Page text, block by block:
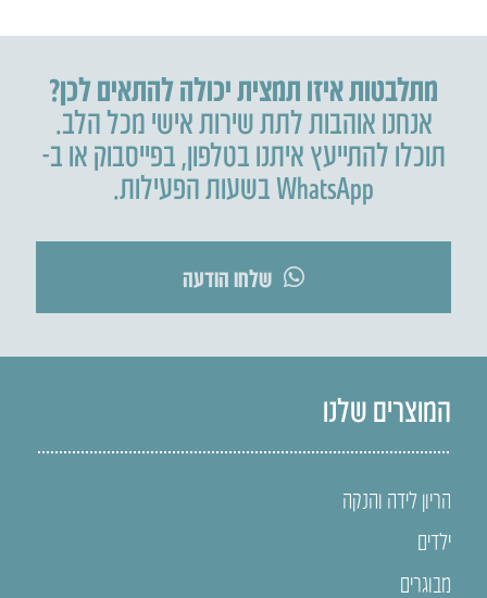
מתלבטות איזו תמצית יכולה להתאים לכן?
אנחנו אוהבות לתת שירות אישי מכל הלב.
תוכלו להתייעץ איתנו בטלפון,בפייסבוק או ב-
WhatsApp בשעות הפעילות.
שלחו הודעה
המוצרים שלנו
הריון לידה והנקה
ילדים
מבוגרים